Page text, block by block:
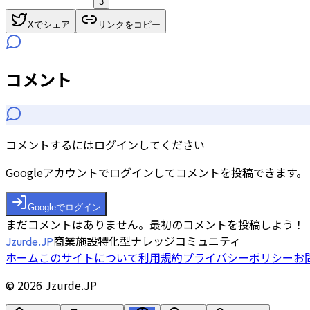
Xでシェア リンクをコピー
コメント
コメントするにはログインしてください
Googleアカウントでログインしてコメントを投稿できます。
Googleでログイン
まだコメントはありません。最初のコメントを投稿しよう！
Jzurde.JP商業施設特化型ナレッジコミュニティ
ホームこのサイトについて利用規約プライバシーポリシーお
© 2026 Jzurde.JP